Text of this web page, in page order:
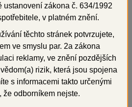
Podle názvu
ustanovení zákona č. 634/1992
v platném znění.
těchto stránek potvrzujete,
ve smyslu par. 2a zákona
reklamy, ve znění pozdějších
rizik, která jsou spojena
s informacemi takto určenými
že odborníkem nejste.